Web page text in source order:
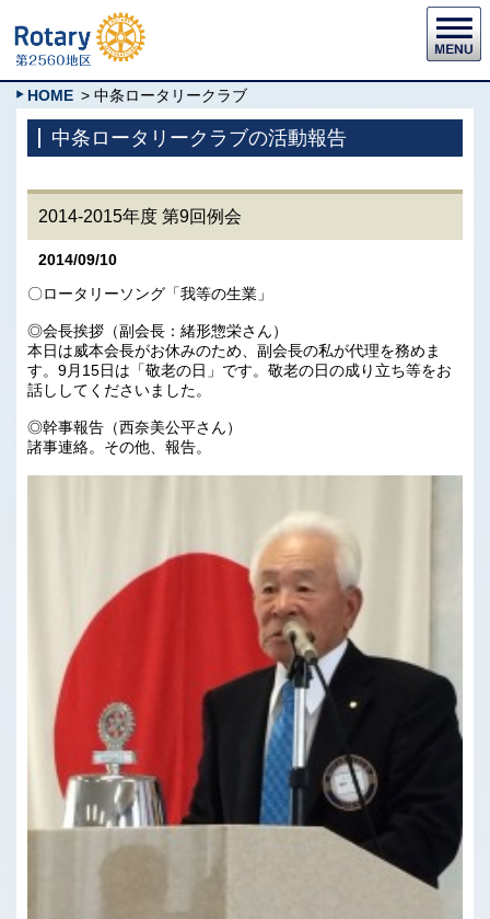
HOME > 中条ロータリークラブ
中条ロータリークラブの活動報告
2014-2015年度 第9回例会
2014/09/10
〇ロータリーソング「我等の生業」
◎会長挨拶（副会長：緒形惣栄さん）
本日は威本会長がお休みのため、副会長の私が代理を務めま
す。9月15日は「敬老の日」です。敬老の日の成り立ち等をお
話ししてくださいました。
◎幹事報告（西奈美公平さん）
諸事連絡。その他、報告。